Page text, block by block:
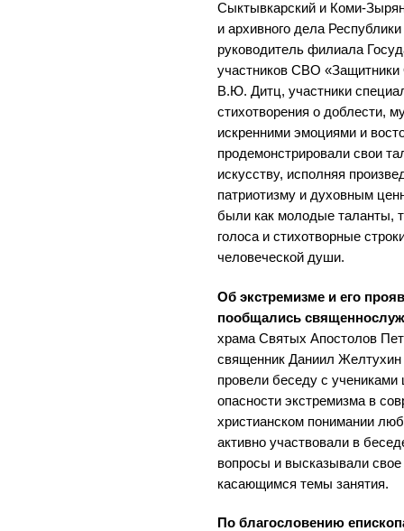
Сыктывкарский и Коми-
и архивного дела
руководитель филиала
участников СВО «Защитники
В.Ю. Дитц, участники
стихотворения о доблести,
искренними эмоциями и
продемонстрировали свои
искусству, исполняя
патриотизму и духовным
были как молодые таланты,
голоса и стихотворные
человеческой души.
Об экстремизме и его
пообщались
храма Святых Апостолов
священник Даниил
провели беседу с
опасности экстремизма в
христианском понимании
активно участвовали в
вопросы и высказывали
касающимся темы занятия.
По благословению